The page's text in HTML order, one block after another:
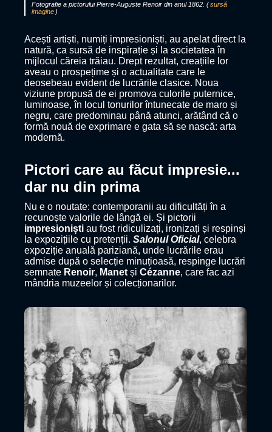
Fotografie a pictorului Pierre-Auguste Renoir din anul 1862. (sursă
imagine )
Acești artiști, numiți impresioniști, au apelat direct la
natură, ca sursă de inspirație și la societatea în
mijlocul căreia trăiau. Drept rezultat, creațiile lor
aveau o prospețime și o actualitate care le
deosebeau evident de lucrările clasice. Noua
viziune propusă de ei promova culorile puternice,
luminoase, în locul tonurilor întunecate de maro și
negru, care predominau până atunci, arătând că o
formă nouă de exprimare e gata să se nască: arta
modernă.
Pictori care au făcut impresie...
dar nu din prima
Nu e o noutate: contemporanii au dificultăți în a
recunoște valorile de lângă ei. Și pictorii
impresioniști au fost ridiculizați, ironizați și respinși
la expozițiile cu pretenții. Salonul Oficial, celebra
expoziție anuală pariziană, unde lucrările erau
admise după o selecție minuțioasă, respinge lucrări
semnate Renoir, Manet și Cézanne, care fac azi
mândria muzeelor și colecționarilor.